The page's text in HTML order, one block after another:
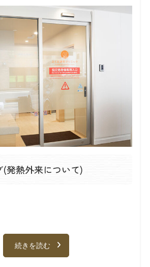
発熱外来について)
続きを読む